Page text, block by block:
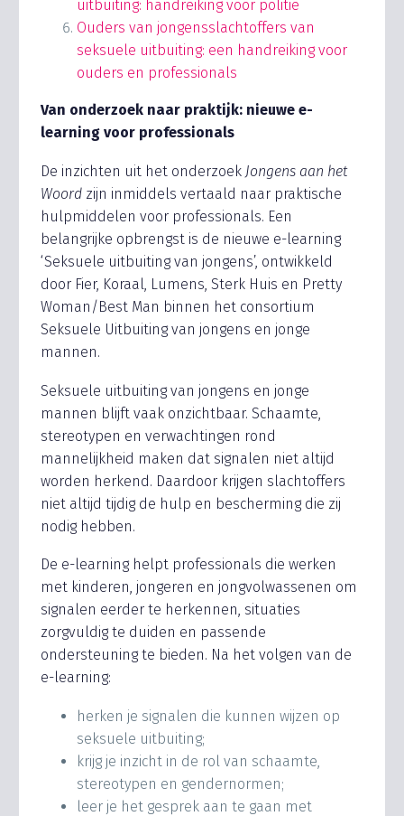
uitbuiting: handreiking voor politie
Ouders van jongensslachtoffers van
seksuele uitbuiting: een handreiking voor
ouders en professionals
Van onderzoek naar praktijk: nieuwe e-
learning voor professionals
De inzichten uit het onderzoek Jongens aan het
Woord zijn inmiddels vertaald naar praktische
hulpmiddelen voor professionals. Een
belangrijke opbrengst is de nieuwe e-learning
‘Seksuele uitbuiting van jongens’, ontwikkeld
door Fier, Koraal, Lumens, Sterk Huis en Pretty
Woman/Best Man binnen het consortium
Seksuele Uitbuiting van jongens en jonge
mannen.
Seksuele uitbuiting van jongens en jonge
mannen blijft vaak onzichtbaar. Schaamte,
stereotypen en verwachtingen rond
mannelijkheid maken dat signalen niet altijd
worden herkend. Daardoor krijgen slachtoffers
niet altijd tijdig de hulp en bescherming die zij
nodig hebben.
De e-learning helpt professionals die werken
met kinderen, jongeren en jongvolwassenen om
signalen eerder te herkennen, situaties
zorgvuldig te duiden en passende
ondersteuning te bieden. Na het volgen van de
e-learning:
herken je signalen die kunnen wijzen op
seksuele uitbuiting;
krijg je inzicht in de rol van schaamte,
stereotypen en gendernormen;
leer je het gesprek aan te gaan met